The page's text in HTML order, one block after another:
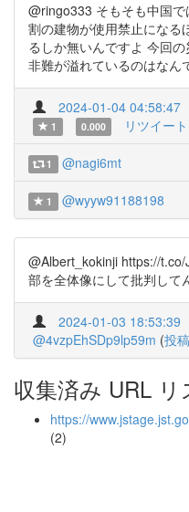
@ringo333 そもそも中国
割の建物が使用禁止になる
るしか無いんですよ 今回
非難が溢れているのはなん
2024-01-04 04:58:47
1
0.000 リツイー
1 @nagi6mt
1 @wyyw91188198
@Albert_kokinji https://
部を全体像にして批判して
2024-01-03 18:53:39
@4vzpEhSDp9lp59m (投
収集済み URL リ
https://
(2)